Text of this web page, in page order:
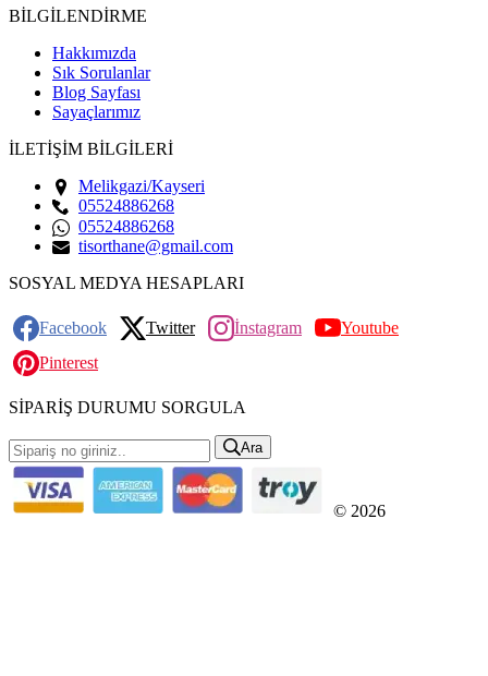
BİLGİLENDİRME
Hakkımızda
Sık Sorulanlar
Blog Sayfası
Sayaçlarımız
İLETİŞİM BİLGİLERİ
Melikgazi/Kayseri
05524886268
05524886268
tisorthane@gmail.com
SOSYAL MEDYA HESAPLARI
Facebook Twitter İnstagram
Youtube
Pinterest
SİPARİŞ DURUMU SORGULA
Ara
© 2026